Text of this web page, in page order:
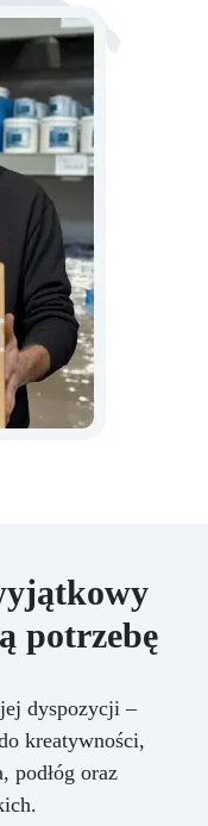
potrzebę
dyspozycji –
kreatywności,
podłóg oraz